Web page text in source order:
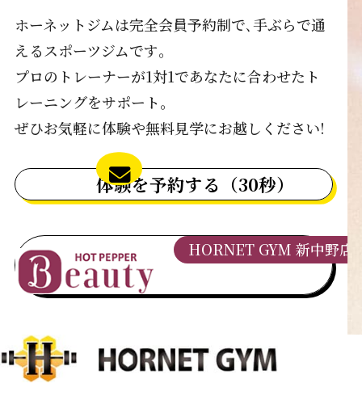
ホーネットジムは完全会員予約制で､手ぶらで通
えるスポーツジムです｡
プロのトレーナーが1対1であなたに合わせたト
レーニングをサポート｡
ぜひお気軽に体験や無料見学にお越しください!
体験を予約する（30秒）
HORNET GYM 新中野店